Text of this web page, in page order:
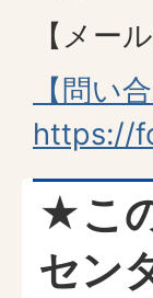
【メー
【問い
https://
★こ
セン